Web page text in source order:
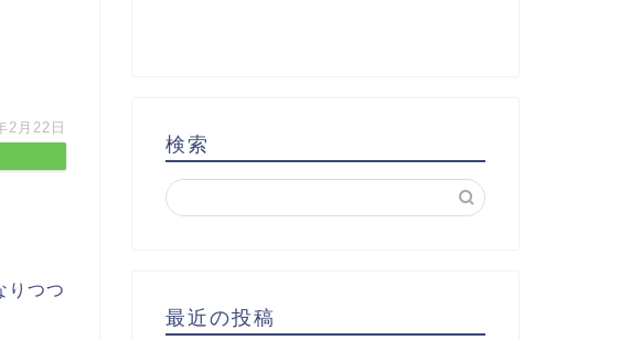
2月22日
りつつ
検索
最近の投稿